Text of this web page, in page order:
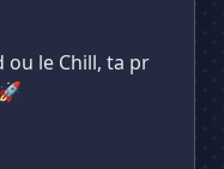
ou le Chill, ta pr